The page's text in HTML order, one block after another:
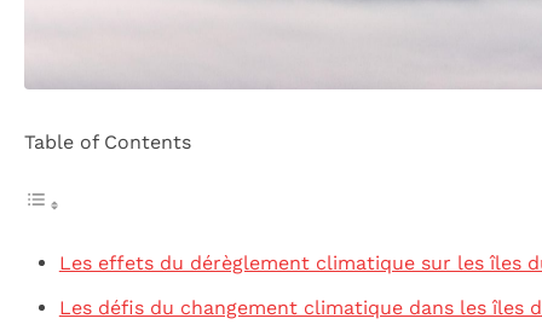
Table of Contents
Les effets du dérèglement climatique sur les îles
Les défis du changement climatique dans les îles